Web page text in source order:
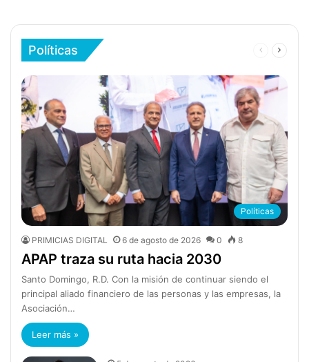
Políticas
PáginaPágina
Políticas
PRIMICIAS DIGITAL 6 de agosto de 2026 0 8
APAP traza su ruta hacia 2030
Santo Domingo, R.D. Con la misión de continuar siendo el
principal aliado financiero de las personas y las empresas, la
Asociación…
Leer más »